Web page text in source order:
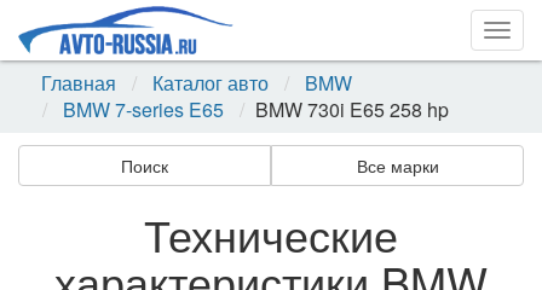
Главная
Каталог авто
BMW
BMW 7-series E65
BMW 730i E65 258 hp
Поиск Все марки
Технические